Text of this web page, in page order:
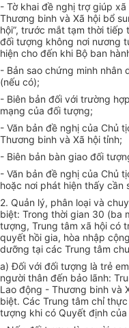
- Tờ khai đề nghị trợ giúp
Thương binh và Xã hội bổ
hội”, trước mắt tạm thời tiếp
đối tượng không nơi nương
hiện cho đến khi Bộ ban
- Bản sao chứng minh
(nếu có);
- Biên bản đối với trường
mạng của đối tượng;
- Văn bản đề nghị của Chủ
Thương binh và Xã hội tỉnh;
- Biên bản bàn giao đối
- Văn bản đề nghị của Chủ
hoặc nơi phát hiện thấy cần
2. Quản lý, phân loại và
biệt: Trong thời gian 30 (ba
tượng, Trung tâm xã hội có
quyết hồi gia, hòa nhập
dưỡng tại các Trung tâm
a) Đối với đối tượng là trẻ
người thân đến bảo lãnh:
Lao động - Thương binh và
biệt. Các Trung tâm chỉ
tượng khi có Quyết định